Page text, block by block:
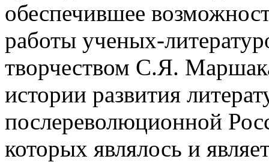
обеспечившее
работы ученых-
творчеством С.Я.
истории развития
послереволюционной
которых являлось и